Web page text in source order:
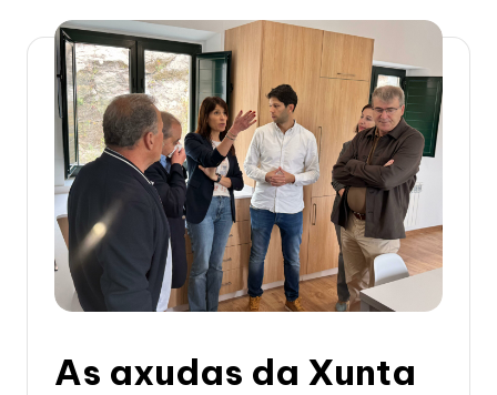
d
b
As axudas da Xunta